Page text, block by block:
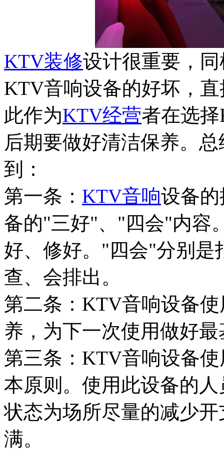
KTV装修设计很重要，同
KTV音响设备的好坏，
此作为KTV经营者在选
后期要做好清洁保养。
到：
第一条： KTV音响设备
备的"三好"、"四会"内容
好、修好。"四会"分别是
查、会排出。
第二条：KTV音响设备
养，为下一次使用做好
第三条：KTV音响设备
本原则。使用此设备的
状态为场所尽量的减少
满。